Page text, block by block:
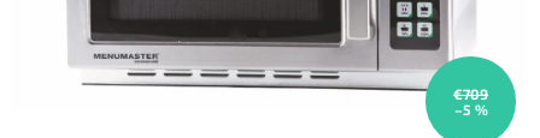
€709
–5 %